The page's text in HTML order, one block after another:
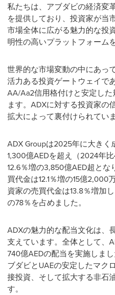
私たちは、アブダビの経済変
を提供しており、投資家が当
市場全体に広がる魅力的な投
明性の高いプラットフォーム
世界的な市場変動の中にあっ
活力ある投資ゲートウェイで
AA/Aa2信用格付けと安定し
ます。ADXに対する投資家の
拡大によって裏付けられていま
ADX Groupは2025年に大き
1,300億AEDを超え（2024年
12.6％増の3,850億AED超と
買代金は12.1％増の15億2,000
資家の売買代金は13.8％増加
の78％を占めました。
ADXの魅力的な配当文化は、
支えています。全体として、
740億AEDの配当を実施しま
ブダビとUAEの安定したマク
接投資、そして拡大する非石
す。